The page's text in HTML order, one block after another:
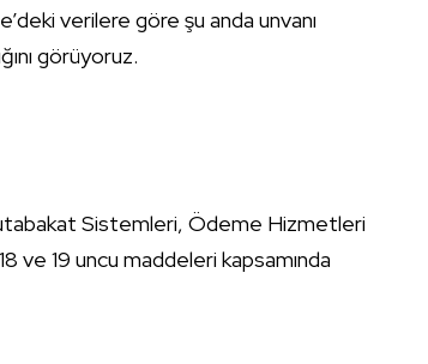
verilere göre şu anda unvanı
görüyoruz.
Sistemleri, Ödeme Hizmetleri
ve 19 uncu maddeleri kapsamında